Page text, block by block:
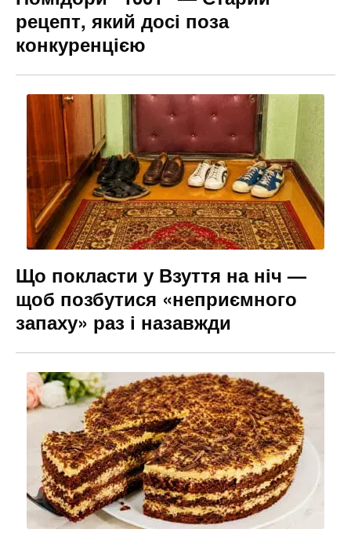
рецепт, який досі поза
конкуренцією
Що покласти у Взуття на ніч —
щоб позбутися «неприємного
запаху» раз і назавжди